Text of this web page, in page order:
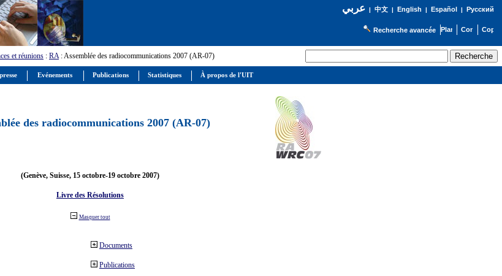
عربي| 中文| English | Español | Русский
Recherche avancée
et réunions : RA: Assemblée des radiocommunications 2007 (AR-07)
des radiocommunications 2007 (AR-07)
(Genève, Suisse, 15 octobre-19 octobre 2007)
Livre des Résolutions
Masquer tout
Documents
Publications
Evénements Publications Statistiques À propos de l'UIT